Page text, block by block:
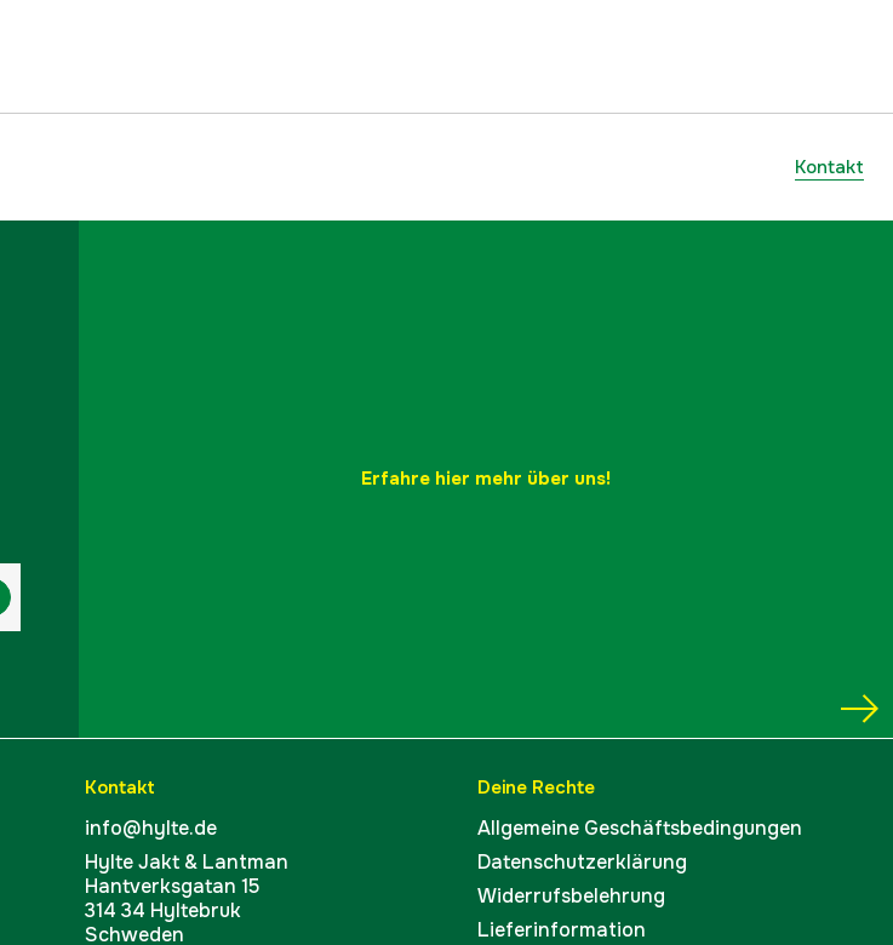
Kontakt
Erfahre hier mehr über uns!
Kontakt
info@hylte.de
Hylte Jakt & Lantman
Hantverksgatan 15
314 34 Hyltebruk
Schweden
Deine Rechte
Allgemeine Geschäftsbedingungen
Datenschutzerklärung
Widerrufsbelehrung
Lieferinformation